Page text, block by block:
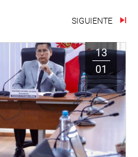
SIGUIENTE
13
01